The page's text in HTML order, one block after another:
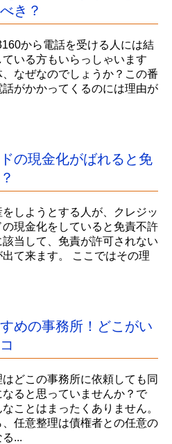
き？
から電話を受ける人には結
いる方もいらっしゃいます
、なぜなのでしょうか？この番
話がかかってくるのには理由が
の現金化がばれると免
をしようとする人が、クレジッ
の現金化をしていると免責不許
当して、免責が許可されない
て来ます。 ここではその理
めの事務所！どこがい
どこの事務所に依頼しても同
なると思っていませんか？で
なことはまったくありません。
、任意整理は債権者との任意の
...